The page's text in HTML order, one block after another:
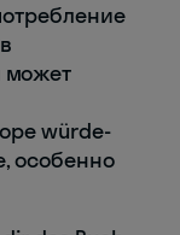
может
würde-
особенно